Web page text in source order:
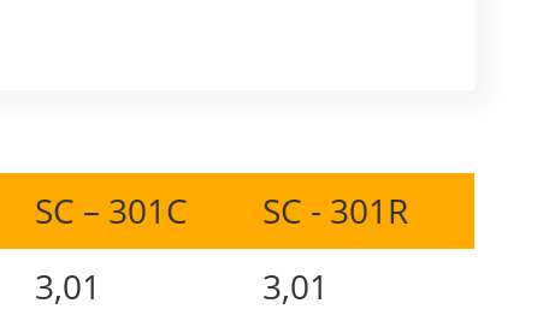
SC – 301C
SC - 301R
3,01
3,01